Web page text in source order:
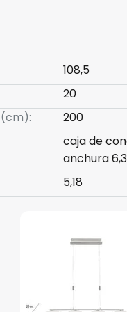
108,5
20
200
caja de
anchura
5,18